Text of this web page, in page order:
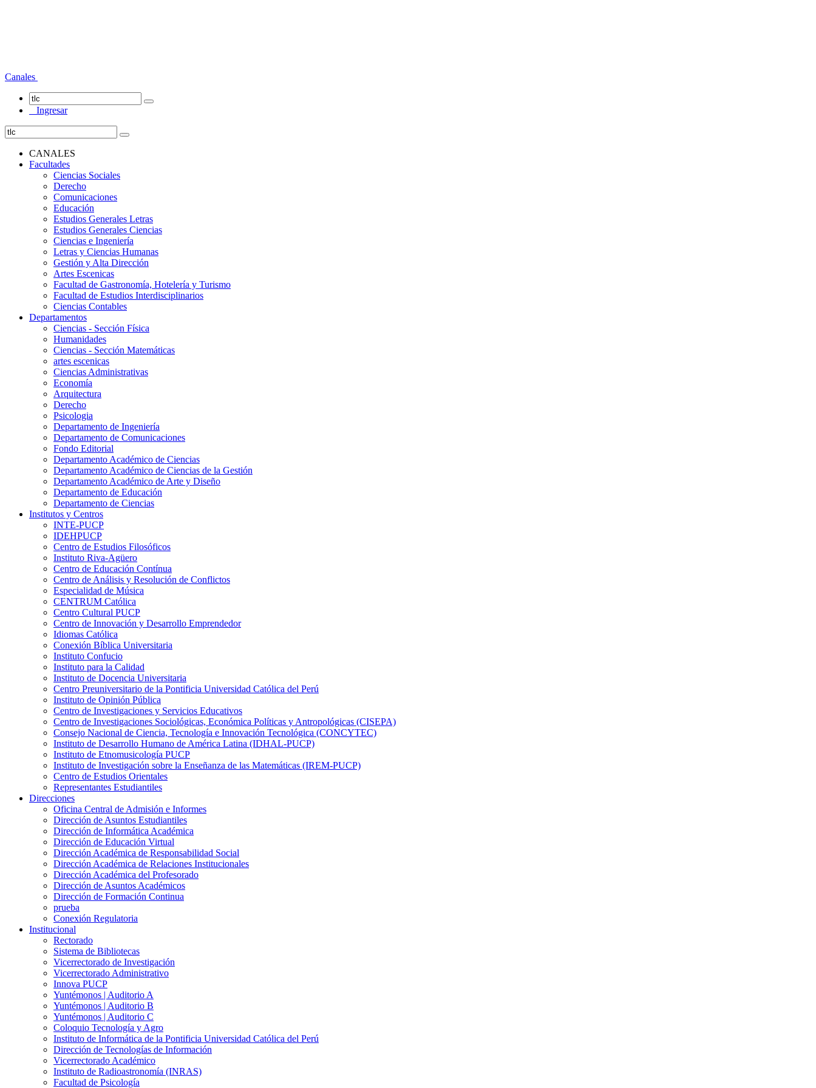
Canales
Ingresar
CANALES
Facultades
Ciencias Sociales
Derecho
Comunicaciones
Educación
Estudios Generales Letras
Estudios Generales Ciencias
Ciencias e Ingeniería
Letras y Ciencias Humanas
Gestión y Alta Dirección
Artes Escenicas
Facultad de Gastronomía, Hotelería y Turismo
Facultad de Estudios Interdisciplinarios
Ciencias Contables
Departamentos
Ciencias - Sección Física
Humanidades
Ciencias - Sección Matemáticas
artes escenicas
Ciencias Administrativas
Economía
Arquitectura
Derecho
Psicologia
Departamento de Ingeniería
Departamento de Comunicaciones
Fondo Editorial
Departamento Académico de Ciencias
Departamento Académico de Ciencias de la Gestión
Departamento Académico de Arte y Diseño
Departamento de Educación
Departamento de Ciencias
Institutos y Centros
INTE-PUCP
IDEHPUCP
Centro de Estudios Filosóficos
Instituto Riva-Agüero
Centro de Educación Contínua
Centro de Análisis y Resolución de Conflictos
Especialidad de Música
CENTRUM Católica
Centro Cultural PUCP
Centro de Innovación y Desarrollo Emprendedor
Idiomas Católica
Conexión Bíblica Universitaria
Instituto Confucio
Instituto para la Calidad
Instituto de Docencia Universitaria
Centro Preuniversitario de la Pontificia Universidad Católica del Perú
Instituto de Opinión Pública
Centro de Investigaciones y Servicios Educativos
Centro de Investigaciones Sociológicas, Económica Políticas y Antropológicas (CISEPA)
Consejo Nacional de Ciencia, Tecnología e Innovación Tecnológica (CONCYTEC)
Instituto de Desarrollo Humano de América Latina (IDHAL-PUCP)
Instituto de Etnomusicología PUCP
Instituto de Investigación sobre la Enseñanza de las Matemáticas (IREM-PUCP)
Centro de Estudios Orientales
Representantes Estudiantiles
Direcciones
Oficina Central de Admisión e Informes
Dirección de Asuntos Estudiantiles
Dirección de Informática Académica
Dirección de Educación Virtual
Dirección Académica de Responsabilidad Social
Dirección Académica de Relaciones Institucionales
Dirección Académica del Profesorado
Dirección de Asuntos Académicos
Dirección de Formación Continua
prueba
Conexión Regulatoria
Institucional
Rectorado
Sistema de Bibliotecas
Vicerrectorado de Investigación
Vicerrectorado Administrativo
Innova PUCP
Yuntémonos | Auditorio A
Yuntémonos | Auditorio B
Yuntémonos | Auditorio C
Coloquio Tecnología y Agro
Instituto de Informática de la Pontificia Universidad Católica del Perú
Dirección de Tecnologías de Información
Vicerrectorado Académico
Instituto de Radioastronomía (INRAS)
Facultad de Psicología